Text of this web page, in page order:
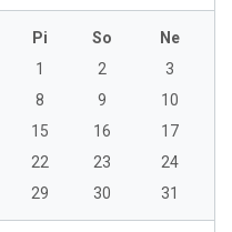
Pi So
Ne
1
2
3
8 9
10
15 16
17
22 23
24
29 30 31